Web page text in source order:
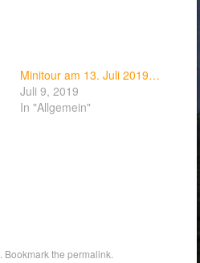
Minitour am 13. Juli 2019…
Juli 9, 2019
In "Allgemein"
. Bookmark thepermalink